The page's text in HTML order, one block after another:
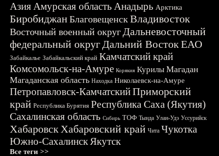
АзияАмурская область Анадырь Арктика
БиробиджанБлаговещенскВладивосток
Восточный военный округДальневосточный
федеральный округДальний ВостокЕАО
Забайкалье Забайкальский край Камчатский край
Комсомольск-на-Амуре Корякия Курилы Магадан
Магаданская область Находка Николаевск-на-Амуре
Петропавловск-КамчатскийПриморский
край Республика Бурятия Республика Саха (Якутия)
Сахалинская область Сибирь ТОФ Тында Улан-Удэ Уссурийск
ХабаровскХабаровский край Чита Чукотка
Южно-СахалинскЯкутск
Все теги >>